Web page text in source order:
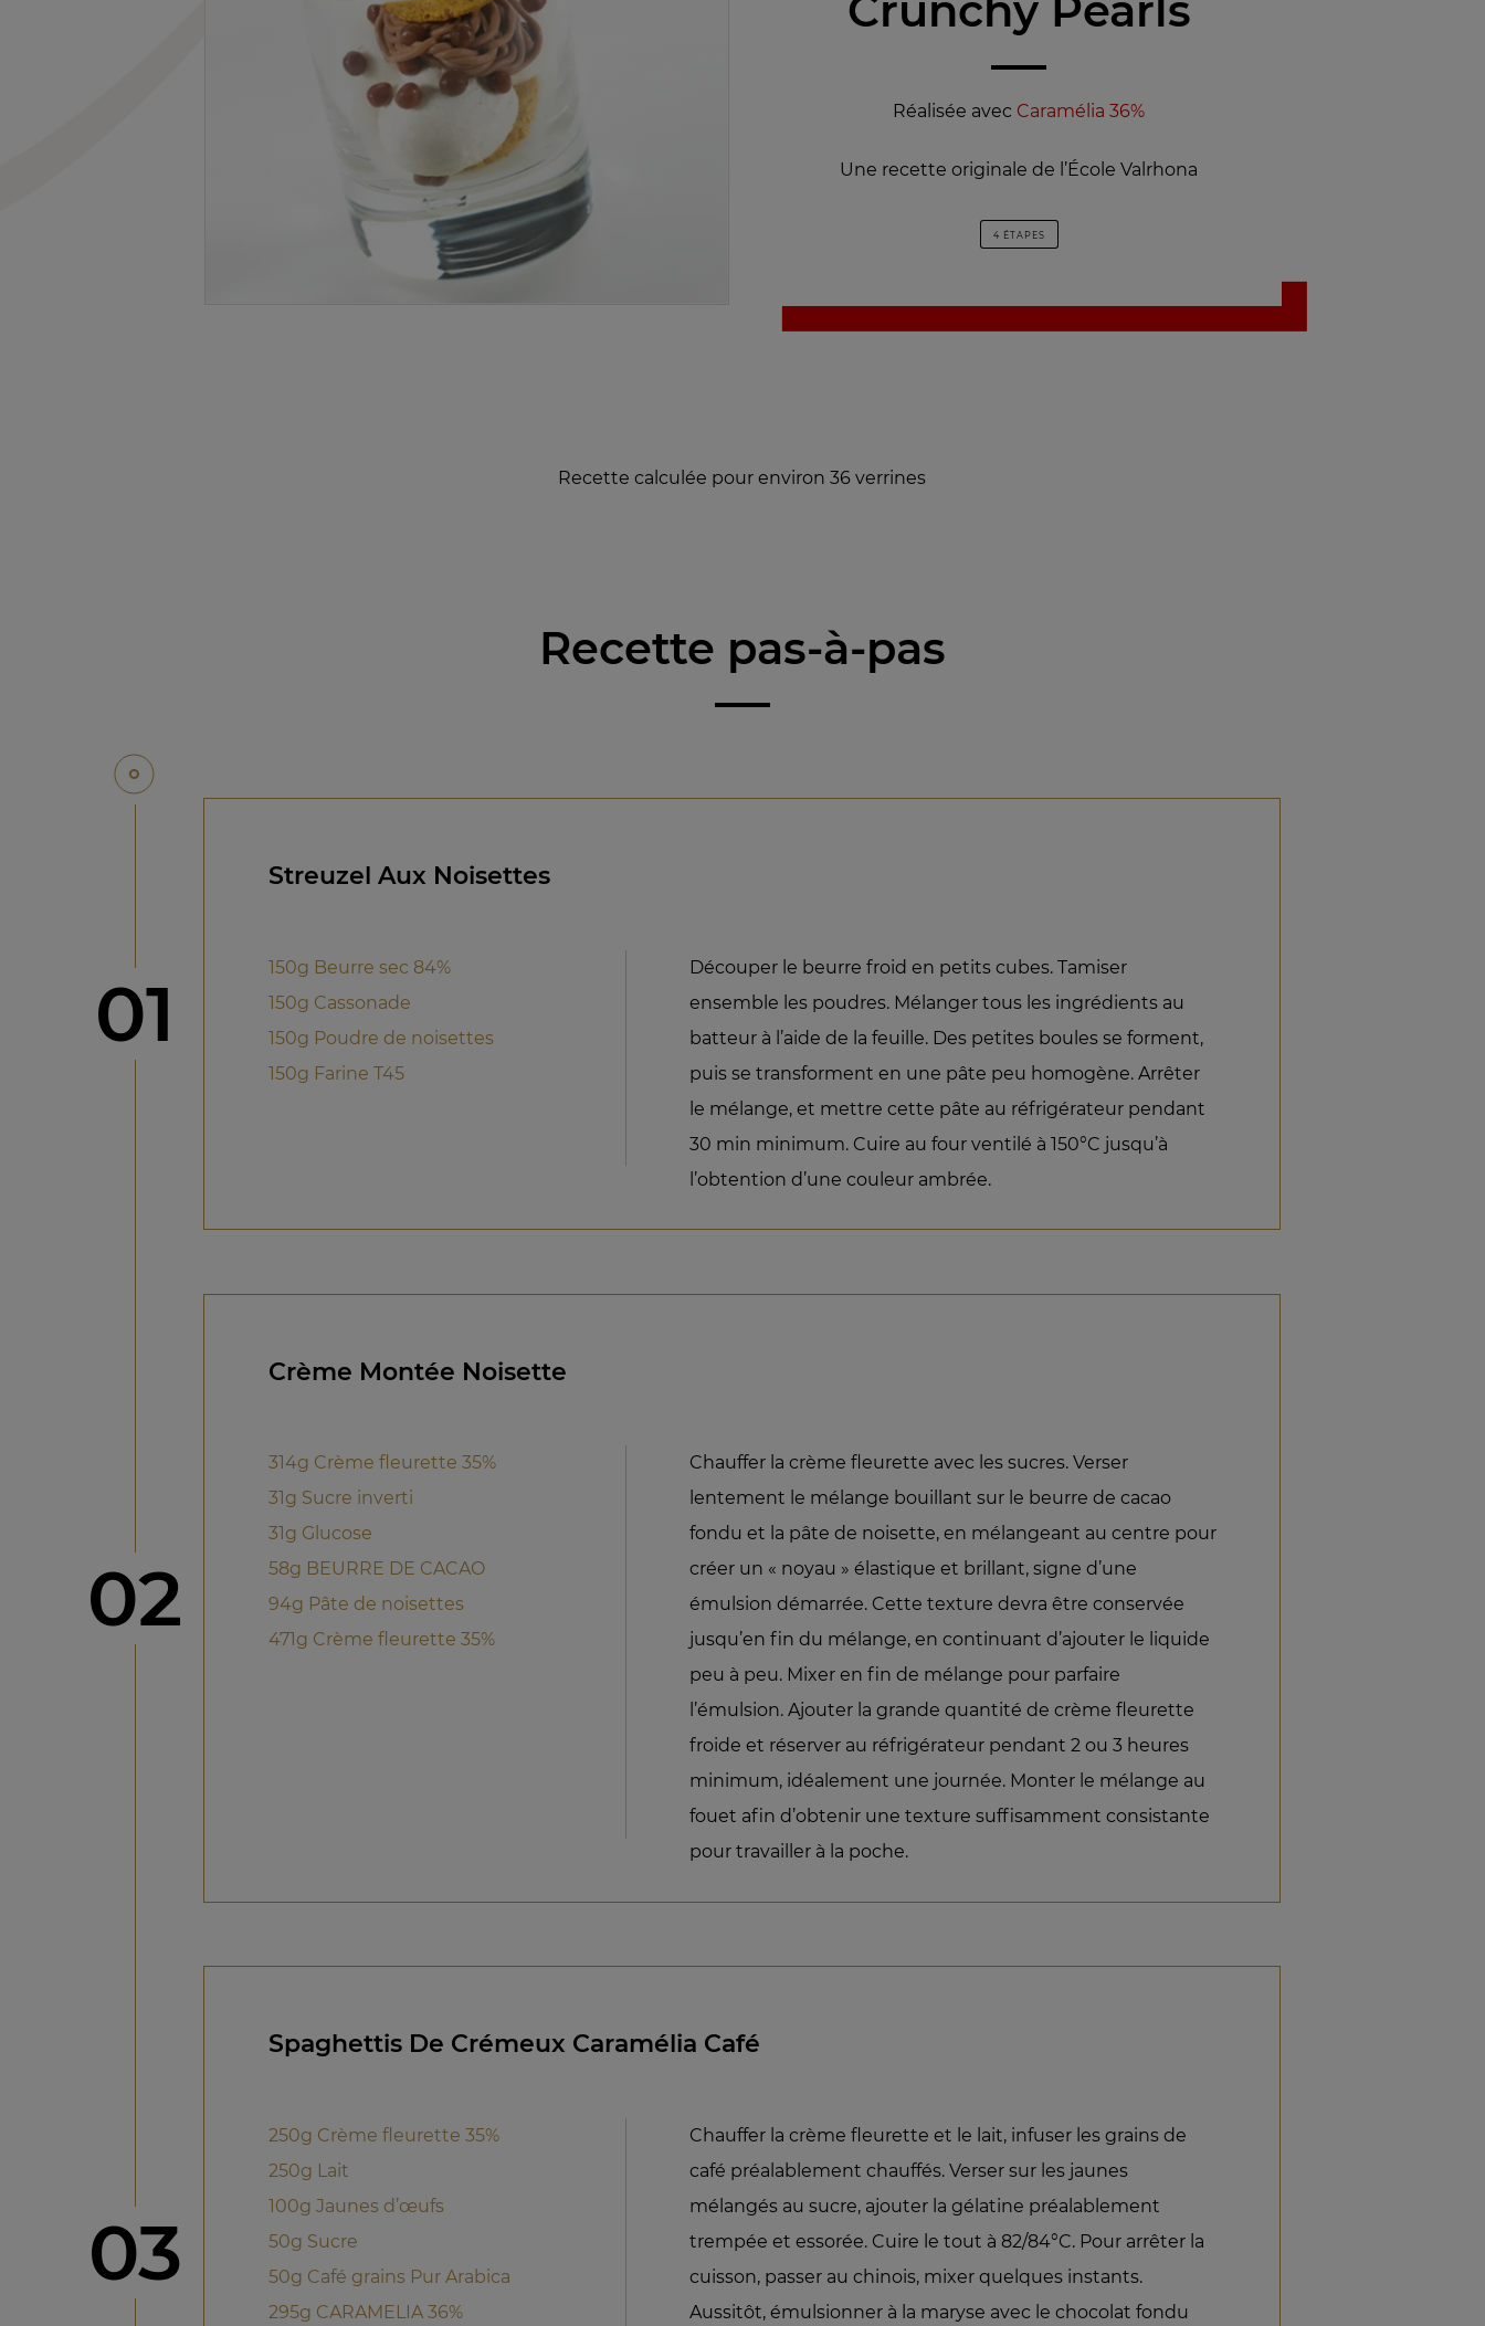
Crunchy Pearls
Réalisée avec Caramélia 36%
Une recette originale de l’École Valrhona
4 ÉTAPES
Recette calculée pour environ 36 verrines
Recette pas-à-pas
étape
01
Streuzel Aux Noisettes
150g Beurre sec 84%
150g Cassonade
150g Poudre de noisettes
150g Farine T45
Découper le beurre froid en petits cubes. Tamiser
ensemble les poudres. Mélanger tous les ingrédients au
batteur à l’aide de la feuille. Des petites boules se forment,
puis se transforment en une pâte peu homogène. Arrêter
le mélange, et mettre cette pâte au réfrigérateur pendant
30 min minimum. Cuire au four ventilé à 150°C jusqu’à
l’obtention d’une couleur ambrée.
étape
02
Crème Montée Noisette
314g Crème fleurette 35%
31g Sucre inverti
31g Glucose
58g BEURRE DE CACAO
94g Pâte de noisettes
471g Crème fleurette 35%
Chauffer la crème fleurette avec les sucres. Verser
lentement le mélange bouillant sur le beurre de cacao
fondu et la pâte de noisette, en mélangeant au centre pour
créer un « noyau » élastique et brillant, signe d’une
émulsion démarrée. Cette texture devra être conservée
jusqu’en fin du mélange, en continuant d’ajouter le liquide
peu à peu. Mixer en fin de mélange pour parfaire
l’émulsion. Ajouter la grande quantité de crème fleurette
froide et réserver au réfrigérateur pendant 2 ou 3 heures
minimum, idéalement une journée. Monter le mélange au
fouet afin d’obtenir une texture suffisamment consistante
pour travailler à la poche.
étape
03
Spaghettis De Crémeux Caramélia Café
250g Crème fleurette 35%
250g Lait
100g Jaunes d’œufs
50g Sucre
50g Café grains Pur Arabica
295g CARAMELIA 36%
Chauffer la crème fleurette et le lait, infuser les grains de
café préalablement chauffés. Verser sur les jaunes
mélangés au sucre, ajouter la gélatine préalablement
trempée et essorée. Cuire le tout à 82/84°C. Pour arrêter la
cuisson, passer au chinois, mixer quelques instants.
Aussitôt, émulsionner à la maryse avec le chocolat fondu